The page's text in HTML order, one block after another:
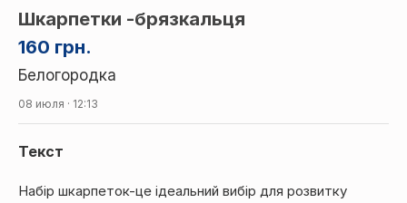
160 грн.
Шкарпетки -брязкальця
Белогородка
08 июля · 12:13
Текст
Набір шкарпеток-це ідеальний вибір для розвитку